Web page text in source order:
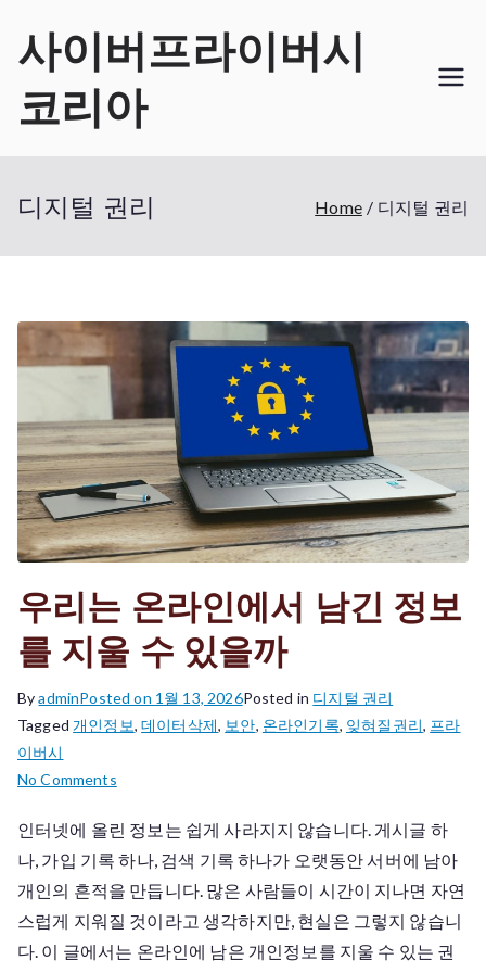
content
사이버프라이버시
코리아
디지털 권리 Home 디지털 권리
우리는 온라인에서 남긴 정보
를 지울 수 있을까
ByadminPosted on 1월 13, 2026Posted in 디지털 권리
Tagged 개인정보,데이터삭제, 보안, 온라인기록, 잊혀질권리, 프라
이버시
No Commentson
리
는
온
라
인
인터넷에 올린 정보는 쉽게 사라지지 않습니다. 게시글 하
나, 가입 기록 하나, 검색 기록 하나가 오랫동안 서버에 남아
개인의 흔적을 만듭니다. 많은 사람들이 시간이 지나면 자연
스럽게 지워질 것이라고 생각하지만, 현실은 그렇지 않습니
다. 이 글에서는 온라인에 남은 개인정보를 지울 수 있는 권